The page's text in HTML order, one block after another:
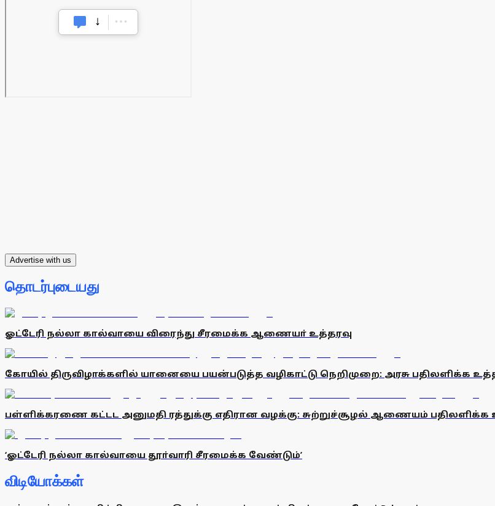
Advertise with us
தொடர்புடையது
ஓட்டேரி நல்லா கால்வாயை விரைந்து சீரமைக்க ஆணையா் உத்தரவு
கோயில் திருவிழாக்களில் யானையை பயன்படுத்த வழிகாட்டு நெறிமுறை: அரசு பதிலளிக்க
பள்ளிக்கரணை கட்டட அனுமதி ரத்துக்கு எதிரான வழக்கு: சுற்றுச்சூழல் ஆணையம்
‘ஓட்டேரி நல்லா கால்வாயை தூா்வாரி சீரமைக்க வேண்டும்’
விடியோக்கள்